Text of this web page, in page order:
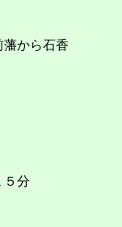
から石香
分